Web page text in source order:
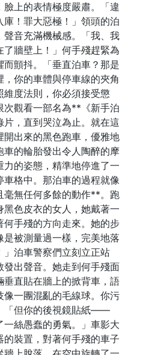
上的表情極度嚴肅。「違
！罪大惡極！」領頭的泊
音充滿機械感。「我、我
牆壁上！」何手殘趕緊為
顫抖。「垂直泊車？那是
你的車體與停車線的夾角
度法則，你必須接受懲
次觀看一部名為**《新手泊
，直到哭泣為止。就在這
出來的黑色跑車，優雅地
的輪胎發出令人陶醉的摩
的姿態，精準地停進了一
格中。那泊車的過程就像
毫無任何多餘的動作**。跑
色皮衣的女人，她戴著一
手殘的方向走來。她的步
被測量過一樣，完美地落
泊車警察們立刻立正站
出聲音。她走到何手殘面
直貼在牆上的掀背車，語
一團混亂的毛線球。你污
「但你的後視鏡貼紙——
一絲愚蠢的勇氣。」車影大
裝置，對著何手殘的車子